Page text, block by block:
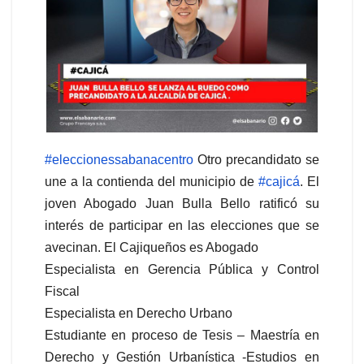
#eleccionessabanacentro Otro precandidato se
une a la contienda del municipio de #cajicá. El
joven Abogado Juan Bulla Bello ratificó su
interés de participar en las elecciones que se
avecinan. El Cajiqueños es Abogado
Especialista en Gerencia Pública y Control
Fiscal
Especialista en Derecho Urbano
Estudiante en proceso de Tesis – Maestría en
Derecho y Gestión Urbanística -Estudios en